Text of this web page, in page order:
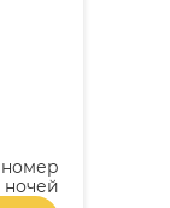
номер
ночей